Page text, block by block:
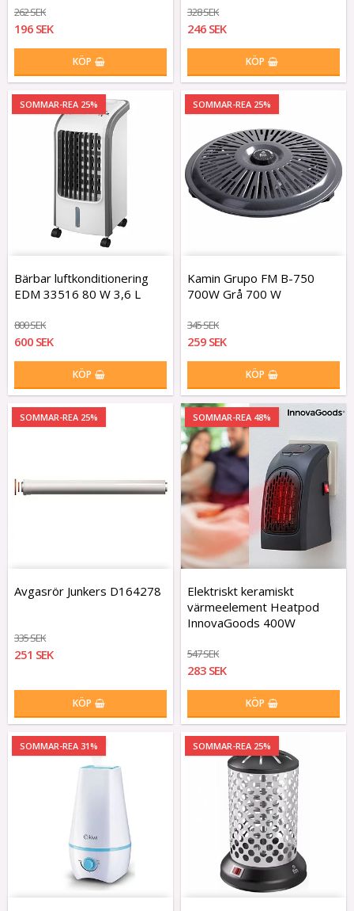
262 SEK
196 SEK
KÖP
328 SEK
246 SEK
KÖP
SOMMAR-REA 25%
Bärbar luftkonditionering
EDM 33516 80 W 3,6 L
800 SEK
600 SEK
KÖP
SOMMAR-REA 25%
Kamin Grupo FM B-750
700W Grå 700 W
345 SEK
259 SEK
KÖP
SOMMAR-REA 25%
Avgasrör Junkers D164278
335 SEK
251 SEK
KÖP
SOMMAR-REA 48%
Elektriskt keramiskt
värmeelement Heatpod
InnovaGoods 400W
547 SEK
283 SEK
KÖP
SOMMAR-REA 31% SOMMAR-REA 25%